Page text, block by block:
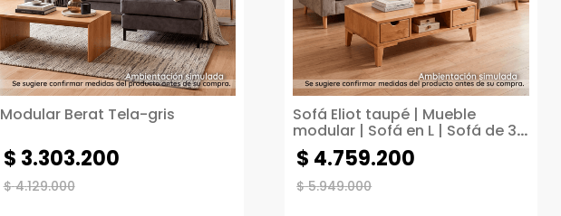
Modular Berat Tela-gris
$ 4.129.000
$ 3.303.200
Sofá Eliot taupé | Mueble
modular | Sofá en L | Sofá de 3
puestos
$ 5.949.000
$ 4.759.200